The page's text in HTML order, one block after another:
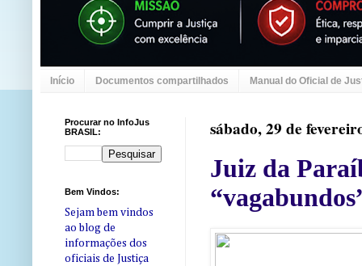
Início Documentos compartilhados Manual do Oficial de
sábado, 29 de
Juiz da
Procurar no InfoJus
BRASIL:
Bem Vindos:
Sejam bem vindos
ao blog de
informações dos
oficiais de Justiça